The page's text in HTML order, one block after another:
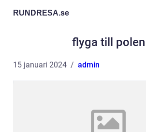
RUNDRESA.se
flyga till polen
15 januari 2024 admin